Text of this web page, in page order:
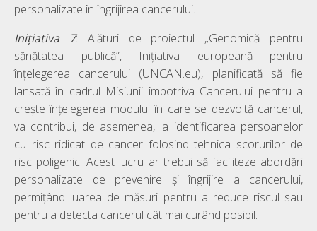
personalizate în îngrijirea cancerului.
Inițiativa 7: Alături de proiectul „Genomică pentru
sănătatea publică”, Inițiativa europeană pentru
înțelegerea cancerului (UNCAN.eu), planificată să fie
lansată în cadrul Misiunii împotriva Cancerului pentru a
crește înțelegerea modului în care se dezvoltă cancerul,
va contribui, de asemenea, la identificarea persoanelor
cu risc ridicat de cancer folosind tehnica scorurilor de
risc poligenic. Acest lucru ar trebui să faciliteze abordări
personalizate de prevenire și îngrijire a cancerului,
permițând luarea de măsuri pentru a reduce riscul sau
pentru a detecta cancerul cât mai curând posibil.